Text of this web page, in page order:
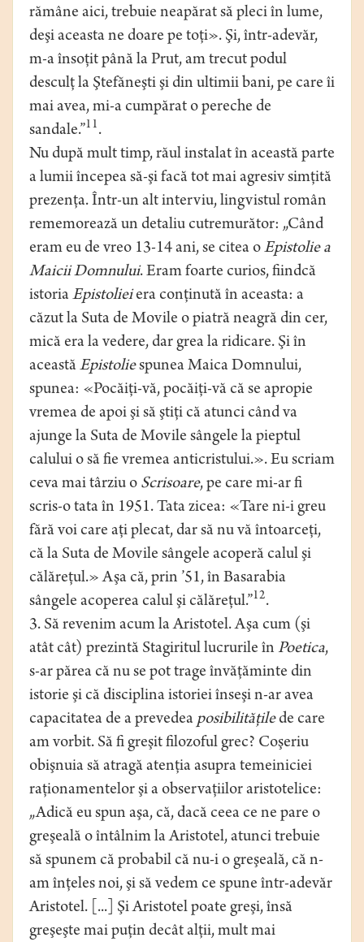
rămâne aici, trebuie neapărat să pleci în lume,
deşi aceasta ne doare pe toţi». Şi, într-adevăr,
m-a însoţit până la Prut, am trecut podul
desculţ la Ştefăneşti şi din ultimii bani, pe care îi
mai avea, mi-a cumpărat o pereche de
sandale.”11.
Nu după mult timp, răul instalat în această parte
a lumii începea să-şi facă tot mai agresiv simţită
prezenţa. Într-un alt interviu, lingvistul român
rememorează un detaliu cutremurător: „Când
eram eu de vreo 13-14 ani, se citea oEpistolie a
Maicii Domnului. Eram foarte curios, fiindcă
istoria Epistolieiera conţinută în aceasta: a
căzut la Suta de Movile o piatră neagră din cer,
mică era la vedere, dar grea la ridicare. Şi în
această Epistoliespunea Maica Domnului,
spunea: «Pocăiţi-vă, pocăiţi-vă că se apropie
vremea de apoi şi să ştiţi că atunci când va
ajunge la Suta de Movile sângele la pieptul
calului o să fie vremea anticristului.». Eu scriam
ceva mai târziu o Scrisoare, pe care mi-ar fi
scris-o tata în 1951. Tata zicea: «Tare ni-i greu
fără voi care aţi plecat, dar să nu vă întoarceţi,
că la Suta de Movile sângele acoperă calul şi
călăreţul.» Aşa că, prin ’51, în Basarabia
sângele acoperea calul şi călăreţul.”12.
3. Să revenim acum la Aristotel. Aşa cum (şi
atât cât) prezintă Stagiritul lucrurile în Poetica,
s-ar părea că nu se pot trage învăţăminte din
istorie şi că disciplina istoriei înseşi n-ar avea
capacitatea de a prevedea posibilităţilede care
am vorbit. Să fi greşit filozoful grec? Coşeriu
obişnuia să atragă atenţia asupra temeiniciei
raţionamentelor şi a observaţiilor aristotelice:
„Adică eu spun aşa, că, dacă ceea ce ne pare o
greşeală o întâlnim la Aristotel, atunci trebuie
să spunem că probabil că nu-i o greşeală, că n-
am înţeles noi, şi să vedem ce spune într-adevăr
Aristotel. [...] Şi Aristotel poate greşi, însă
greşeşte mai puţin decât alţii, mult mai